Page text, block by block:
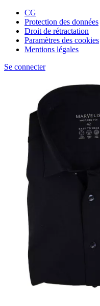
CG
Protection des données
Droit de rétractation
Paramètres des cookies
Mentions légales
Se connecter